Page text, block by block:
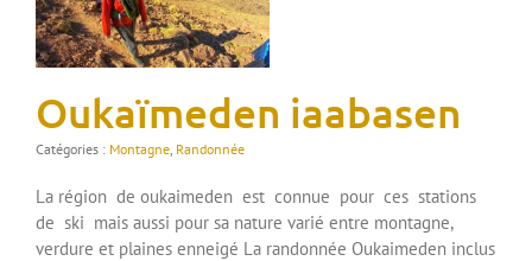
Oukaïmeden iaabasen
Catégories : Montagne Randonnée
La région de oukaimeden est connue pour ces stations
de ski mais aussi pour sa nature varié entre montagne,
verdure et plaines enneigé La randonnée Oukaimeden inclus